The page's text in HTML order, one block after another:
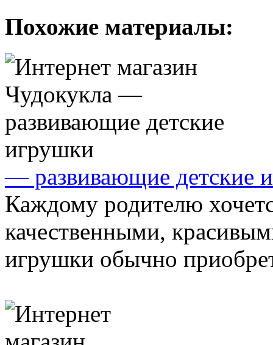
Похожие материалы:
— развивающие детские
Каждому родителю
качественными,
игрушки обычно